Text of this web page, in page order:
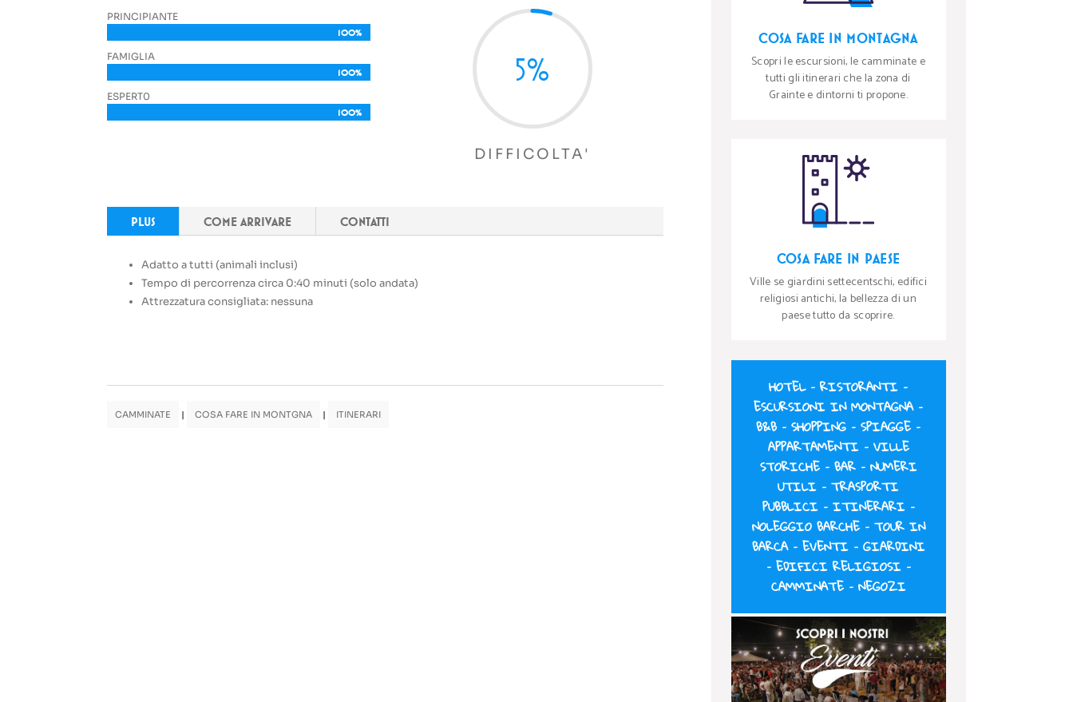
PRINCIPIANTE
100%
100%
FAMIGLIA
100%
100%
ESPERT0
100%
100%
5%
DIFFICOLTA'
PLUS COME ARRIVARE CONTATTI
Adatto a tutti (animali inclusi)
Tempo di percorrenza circa 0:40 minuti (solo andata)
Attrezzatura consigliata: nessuna
CAMMINATE | COSA FARE IN MONTGNA | ITINERARI
COSA FARE IN MONTAGNA
Scopri le escursioni, le camminate e
tutti gli itinerari che la zona di
Grainte e dintorni ti propone.
COSA FARE IN PAESE
Ville se giardini settecentschi, edifici
religiosi antichi, la bellezza di un
paese tutto da scoprire.
HOTEL–RISTORANTI –
ESCURSIONI IN MONTAGNA–
B&B–SHOPPING –SPIAGGE –
APPARTAMENTI– VILLE
STORICHE– BAR– NUMERI
UTILI –TRASPORTI
PUBBLICI– ITINERARI–
NOLEGGIO BARCHE– TOUR IN
BARCA– EVENTI– GIARDINI
– EDIFICI RELIGIOSI–
CAMMINATE– NEGOZI